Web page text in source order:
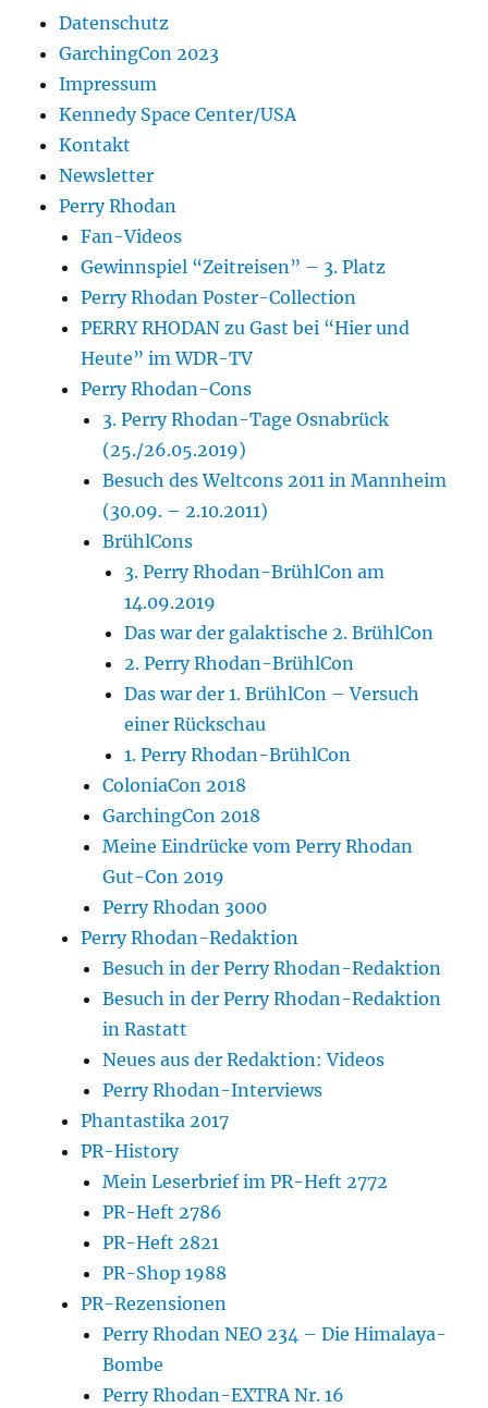
Datenschutz
GarchingCon 2023
Impressum
Kennedy Space Center/USA
Kontakt
Newsletter
Perry Rhodan
Fan-Videos
Gewinnspiel “Zeitreisen” – 3. Platz
Perry Rhodan Poster-Collection
PERRY RHODAN zu Gast bei “Hier und
Heute” im WDR-TV
Perry Rhodan-Cons
3. Perry Rhodan-Tage Osnabrück
(25./26.05.2019)
Besuch des Weltcons 2011 in Mannheim
(30.09. – 2.10.2011)
BrühlCons
3. Perry Rhodan-BrühlCon am
14.09.2019
Das war der galaktische 2. BrühlCon
2. Perry Rhodan-BrühlCon
Das war der 1. BrühlCon – Versuch
einer Rückschau
1. Perry Rhodan-BrühlCon
ColoniaCon 2018
GarchingCon 2018
Meine Eindrücke vom Perry Rhodan
Gut-Con 2019
Perry Rhodan 3000
Perry Rhodan-Redaktion
Besuch in der Perry Rhodan-Redaktion
Besuch in der Perry Rhodan-Redaktion
in Rastatt
Neues aus der Redaktion: Videos
Perry Rhodan-Interviews
Phantastika 2017
PR-History
Mein Leserbrief im PR-Heft 2772
PR-Heft 2786
PR-Heft 2821
PR-Shop 1988
PR-Rezensionen
Perry Rhodan NEO 234 – Die Himalaya-
Bombe
Perry Rhodan-EXTRA Nr. 16